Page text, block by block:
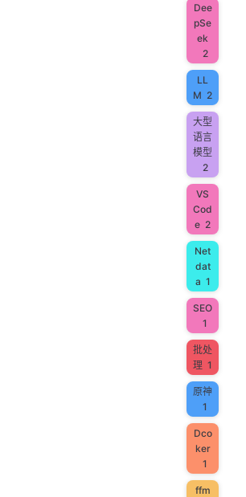
Dee
pSe
ek
2
LL
M 2
大型
语言
模型
2
VS
Cod
e 2
Net
dat
a 1
SEO
1
批处
理 1
原神
1
Dco
ker
1
ffm